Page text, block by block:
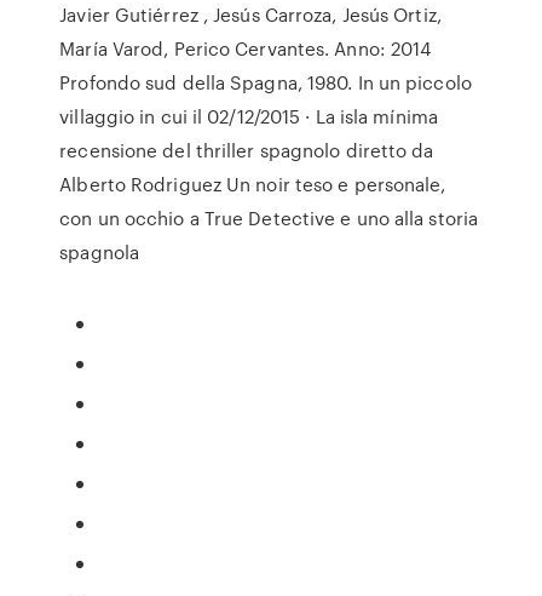
Javier Gutiérrez , Jesús Carroza, Jesús Ortiz,
María Varod, Perico Cervantes. Anno: 2014
Profondo sud della Spagna, 1980. In un piccolo
villaggio in cui il 02/12/2015 · La isla mínima
recensione del thriller spagnolo diretto da
Alberto Rodriguez Un noir teso e personale,
con un occhio a True Detective e uno alla storia
spagnola